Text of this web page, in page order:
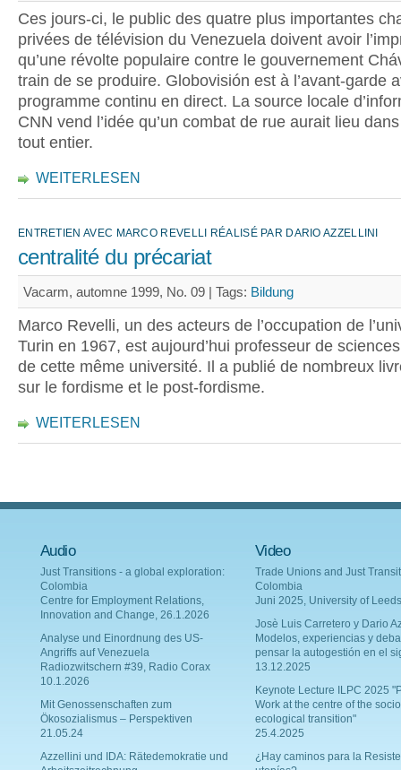
Ces jours-ci, le public des quatre plus importantes
privées de télévision du Venezuela doivent avoir
qu’une révolte populaire contre le gouvernement
train de se produire. Globovisión est à l’avant-garde
programme continu en direct. La source locale
CNN vend l’idée qu’un combat de rue aurait lieu
tout entier.
WEITERLESEN
ENTRETIEN AVEC MARCO REVELLI RÉALISÉ PAR DARIO AZZELLINI
centralité du précariat
Vacarm, automne 1999, No. 09 | Tags: Bildung
Marco Revelli, un des acteurs de l’occupation de
Turin en 1967, est aujourd’hui professeur de
de cette même université. Il a publié de nombreux
sur le fordisme et le post-fordisme.
WEITERLESEN
Audio
Just Transitions - a global exploration:
Colombia
Centre for Employment Relations,
Innovation and Change, 26.1.2026
Analyse und Einordnung des US-
Angriffs auf Venezuela
Radiozwitschern #39, Radio Corax
10.1.2026
Mit Genossenschaften zum
Ökosozialismus – Perspektiven
21.05.24
Azzellini und IDA: Rätedemokratie und
Video
Trade Unions and Just
Colombia
Juni 2025, University of Leeds
Josè Luis Carretero y Dario
Modelos, experiencias y
pensar la autogestión en el
13.12.2025
Keynote Lecture ILPC 2025
Work at the centre of the
ecological transition"
25.4.2025
¿Hay caminos para la